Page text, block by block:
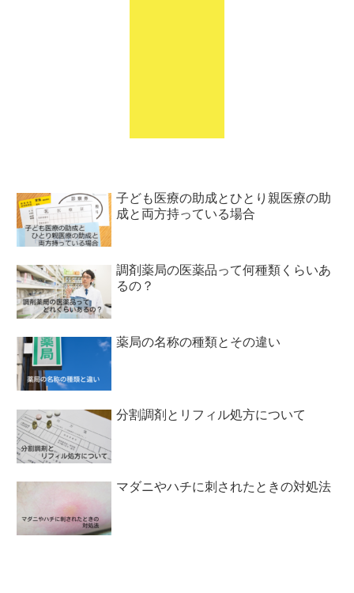
子ども医療の助成とひとり親医療の助
成と両方持っている場合
調剤薬局の医薬品って何種類くらいあ
るの？
薬局の名称の種類とその違い
分割調剤とリフィル処方について
マダニやハチに刺されたときの対処法